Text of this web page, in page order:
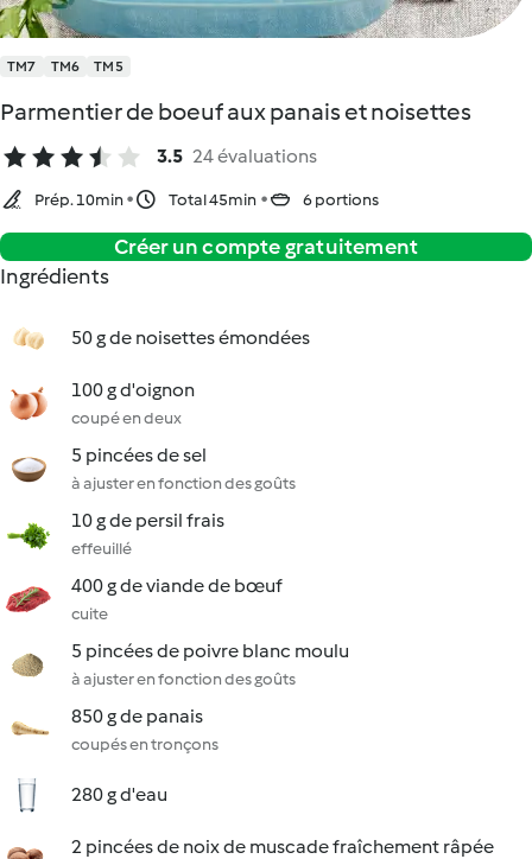
TM7 TM6 TM5
Parmentier de boeuf aux panais et noisettes
3.5 24 évaluations
Prép. 10min Total 45min 6 portions
Créer un compte gratuitement
Ingrédients
50 g de noisettes émondées
100 g d'oignon
coupé en deux
5 pincées de sel
à ajuster en fonction des goûts
10 g de persil frais
effeuillé
400 g de viande de bœuf
cuite
5 pincées de poivre blanc moulu
à ajuster en fonction des goûts
850 g de panais
coupés en tronçons
280 g d'eau
2 pincées de noix de muscade fraîchement râpée